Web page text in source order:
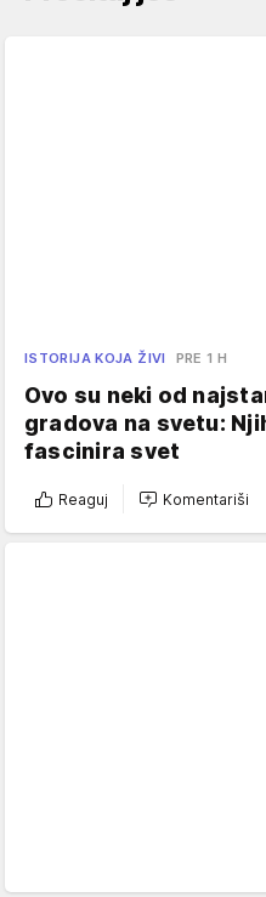
ISTORIJA KOJA ŽIVI PRE 1 H
Ovo su neki od
gradova na svetu:
fascinira svet
Reaguj Komentariši